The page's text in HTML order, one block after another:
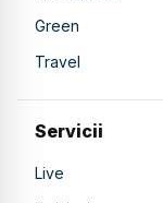
Green
Travel
Servicii
Live